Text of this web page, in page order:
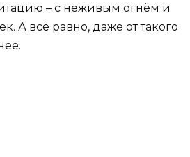
– с неживым огнём и
А всё равно, даже от такого